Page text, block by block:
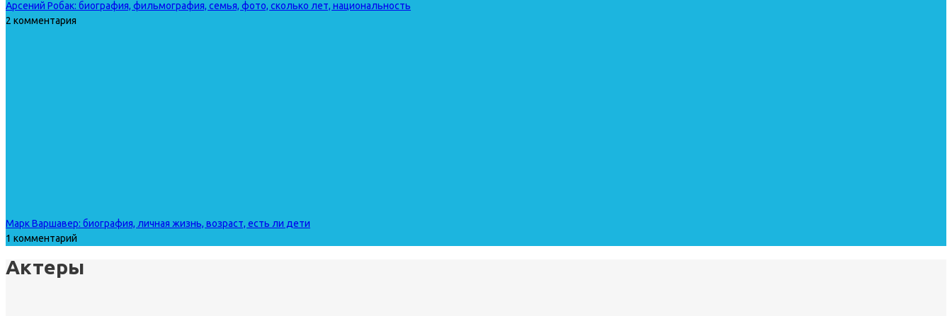
Арсений Робак: биография, фильмография, семья, фото, сколько лет, национальность
2 комментария
Марк Варшавер: биография, личная жизнь, возраст, есть ли дети
1 комментарий
Актеры